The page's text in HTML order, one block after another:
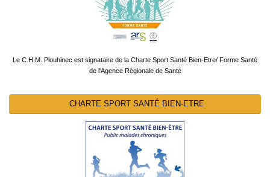
Le C.H.M. Plouhinec est signataire de la Charte Sport Santé Bien-Etre/ Forme Santé
de l'Agence Régionale de Santé
CHARTE SPORT SANTÉ BIEN-ETRE